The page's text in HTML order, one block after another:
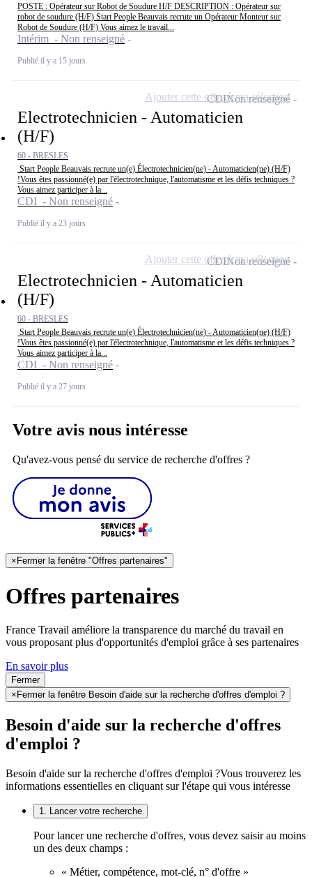
POSTE : Opérateur sur Robot de Soudure H/F DESCRIPTION : Opérateur sur
robot de soudure (H/F) Start People Beauvais recrute un Opérateur Monteur sur
Robot de Soudure (H/F) Vous aimez le travail...
Intérim - Non renseigné
Publié il y a 15 jours
Electrotechnicien - Automaticien
(H/F)
60 - BRESLES
Start People Beauvais recrute un(e) Électrotechnicien(ne) - Automaticien(ne) (H/F)
!Vous êtes passionné(e) par l'électrotechnique, l'automatisme et les défis techniques ?
Vous aimez participer à la...
CDI - Non renseigné
Publié il y a 23 jours
CDINon renseigné
Ajouter cette offre à ma sélection
Electrotechnicien - Automaticien
(H/F)
60 - BRESLES
Start People Beauvais recrute un(e) Électrotechnicien(ne) - Automaticien(ne) (H/F)
!Vous êtes passionné(e) par l'électrotechnique, l'automatisme et les défis techniques ?
Vous aimez participer à la...
CDI - Non renseigné
Publié il y a 27 jours
CDINon renseigné
Ajouter cette offre à ma sélection
Votre avis nous intéresse
Qu'avez-vous pensé du service de recherche d'offres ?
× Fermer la fenêtre "Offres partenaires"
Offres partenaires
France Travail améliore la transparence du marché du travail en
vous proposant plus d'opportunités d'emploi grâce à ses partenaires
En savoir plus
Fermer
× Fermer la fenêtre Besoin d'aide sur la recherche d'offres d'emploi ?
Besoin d'aide sur la recherche d'offres
d'emploi ?
Besoin d'aide sur la recherche d'offres d'emploi ?Vous trouverez les
informations essentielles en cliquant sur l'étape qui vous intéresse
1. Lancer votre recherche
Pour lancer une recherche d'offres, vous devez saisir au moins
un des deux champs :
« Métier, compétence, mot-clé, n° d'offre »